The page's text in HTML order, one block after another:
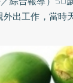
出工作，當時
出現病變後，驚
來自家長 佔
調查結果顯示